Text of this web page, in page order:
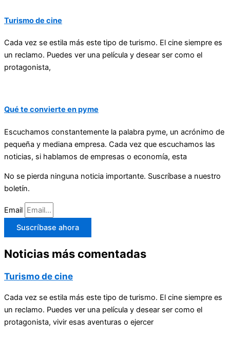
Turismo de cine
Cada vez se estila más este tipo de turismo. El cine siempre es
un reclamo. Puedes ver una película y desear ser como el
protagonista,
Qué te convierte en pyme
Escuchamos constantemente la palabra pyme, un acrónimo de
pequeña y mediana empresa. Cada vez que escuchamos las
noticias, si hablamos de empresas o economía, esta
No se pierda ninguna noticia importante. Suscríbase a nuestro
boletín.
Email
Suscríbase ahora
Noticias más comentadas
Turismo de cine
Cada vez se estila más este tipo de turismo. El cine siempre es
un reclamo. Puedes ver una película y desear ser como el
protagonista, vivir esas aventuras o ejercer